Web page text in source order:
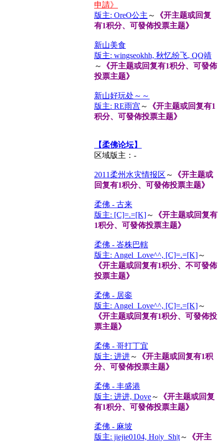
申請》
版主: OreO公主 ～
《开主题或回复
有1积分、可發佈投票主题》
新山美食
版主: wingseokhh, 秋忆纷飞, QQ靖
～
《开主题或回复有1积分、可發佈
投票主题》
新山好玩处～～
版主: RE雨宫 ～
《开主题或回复有1
积分、可發佈投票主题》
【柔佛论坛】
区域版主：-
2011柔州水灾情报区 ～
《开主题或
回复有1积分、可發佈投票主题》
柔佛 - 古来
版主: [C]=.=[K]～
《开主题或回复有
1积分、可發佈投票主题》
柔佛 - 峇株巴轄
版主: Angel_Love^^, [C]=.=[K]～
《开主题或回复有1积分、不可發佈
投票主题》
柔佛 - 居銮
版主: Angel_Love^^, [C]=.=[K]～
《开主题或回复有1积分、可發佈投
票主题》
柔佛 - 哥打丁宜
版主: 进进～
《开主题或回复有1积
分、可發佈投票主题》
柔佛 - 丰盛港
版主: 进进, Dove～
《开主题或回复
有1积分、可發佈投票主题》
柔佛 - 麻坡
版主: jiejie0104, Ho|y_Sh|t～
《开主